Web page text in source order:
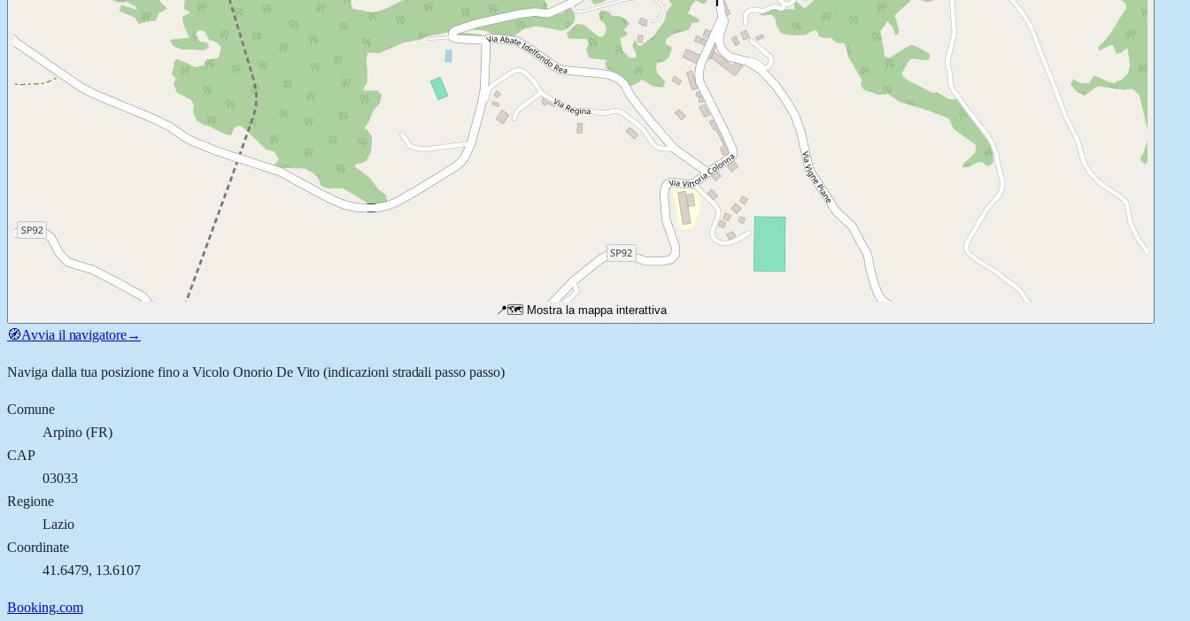
📍🗺️ Mostra la mappa interattiva
🧭Avvia il navigatore→
Naviga dalla tua posizione fino aVicolo Onorio De Vito (indicazioni stradali passo passo)
Comune
Arpino(FR)
CAP
03033
Regione
Lazio
Coordinate
41.6479, 13.6107
Booking.com